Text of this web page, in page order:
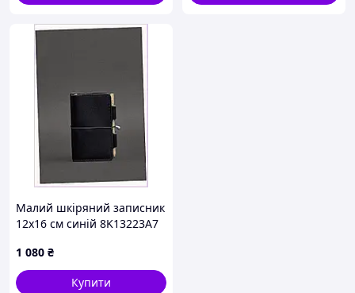
Малий шкіряний записник
12х16 см синій 8K13223A7
1 080 ₴
Купити